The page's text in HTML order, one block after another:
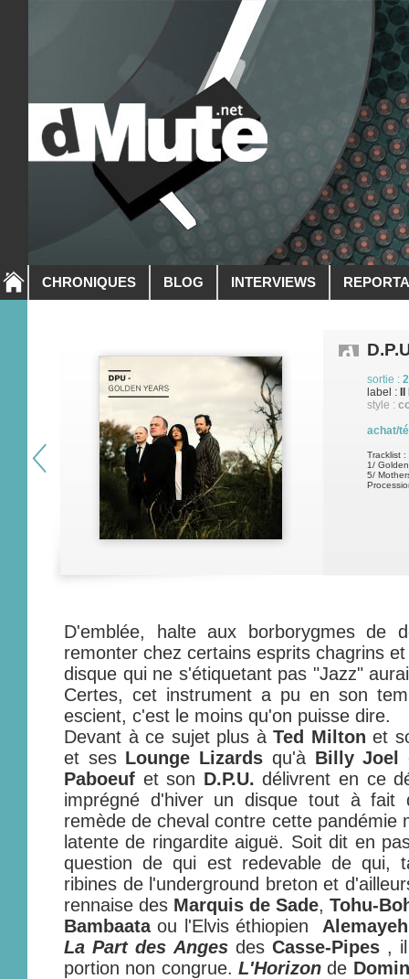
CHRONIQUES BLOG INTERVIEWS
sortie :
label :
style :
achat/
Tracklist :
1/
5/
D'emblée, halte aux borborygmes de
remonter chez certains esprits chagrins
disque qui ne s'étiquetant pas "Jazz"
Certes, cet instrument a pu en son
escient, c'est le moins qu'on puisse dire.
Devant à ce sujet plus à Ted Milton et
et ses Lounge Lizards qu'à Billy Joel
Paboeuf et son D.P.U. délivrent en ce
imprégné d'hiver un disque tout à fait
remède de cheval contre cette pandémie
latente de ringardite aiguë. Soit dit en
question de qui est redevable de qui,
ribines de l'underground breton et
rennaise des Marquis de Sade, Tohu-
Bambaataou l'Elvis éthiopien
La Part des Angesdes Casse-Pipes, il
portion non congrue. L'Horizonde